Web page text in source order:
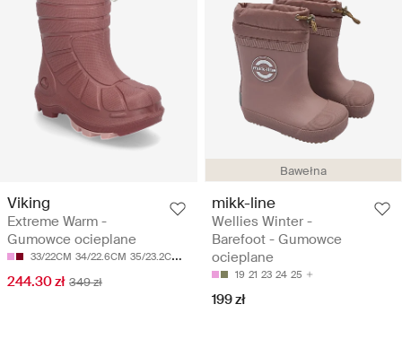
Viking
Extreme Warm -
Gumowce ocieplane
33/22CM 34/22.6CM 35/23.2CM 36/23.9CM 37/24.6CM
244.30 zł 349 zł
Bawełna
mikk-line
Wellies Winter -
Barefoot - Gumowce
ocieplane
19 21 23 24 25
199 zł